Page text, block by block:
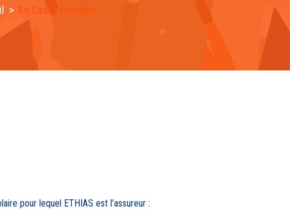
> En Cas D'accident
pour lequel ETHIAS est l’assureur :